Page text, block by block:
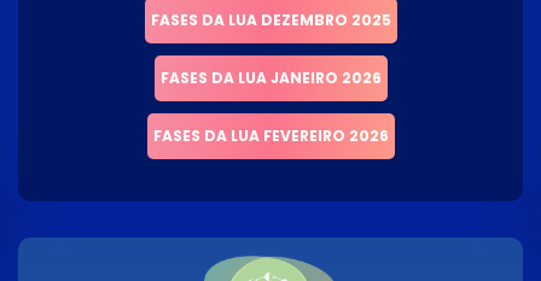
FASES DA LUA DEZEMBRO 2025
FASES DA LUA JANEIRO 2026
FASES DA LUA FEVEREIRO 2026